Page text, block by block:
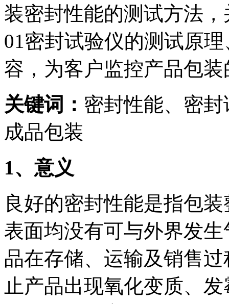
装密封性能的测试方法
01密封试验仪的测试原
容，为客户监控产品包
关键词： 密封性能、密
成品包装
1、意义
良好的密封性能是指包
表面均没有可与外界发
品在存储、运输及销售
止产品出现氧化变质、